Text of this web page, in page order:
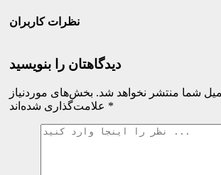
نظرات کاربران
دیدگاهتان را بنویسید
شما منتشر نخواهد شد. بخش‌های موردنیاز
*